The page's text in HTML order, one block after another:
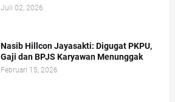
Juli 02, 2026
Nasib Hillcon Jayasakti: Digugat PKPU,
Gaji dan BPJS Karyawan Menunggak
Februari 15, 2026